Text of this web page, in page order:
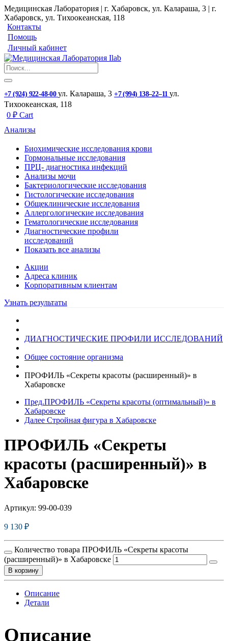
Медицинская Лаборатория | г. Хабаровск, ул. Калараша, 3 | г.
Хабаровск, ул. ​Тихоокеанская, 118
Контакты
Помощь
Личный кабинет
+7 (924) 922-48-00 ул. ​Калараша, 3 +7 (994) 138‒22‒11 ул. ​
Тихоокеанская, 118
0 ₽ Cart
Анализы
Биохимические исследования крови
Гормональные исследования
ПРЦ- диагностика инфекций
Анализы мочи
Бактериологические исследования
Гистологические исследования
Общеклинические исследования
Аллергологические исследования
Гематологические исследования
Диагностические профили
исследований
Показать все анализы
Акции
Адреса клиник
Кoрпоративным клиентам
Узнать результаты
ДИАГНОСТИЧЕСКИЕ ПРОФИЛИ ИССЛЕДОВАНИЙ
Общее состояние организма
ПРОФИЛЬ «Секреты красоты (расширенный)» в
Хабаровске
Пред.ПРОФИЛЬ «Секреты красоты (оптимальный)» в
Хабаровске
Далее Стройная фигура в Хабаровске
ПРОФИЛЬ «Секреты
красоты (расширенный)» в
Хабаровске
Артикул: 99-00-039
9 130 ₽
Количество товара ПРОФИЛЬ «Секреты красоты
(расширенный)» в Хабаровске
В корзину
Описание
Детали
Описание